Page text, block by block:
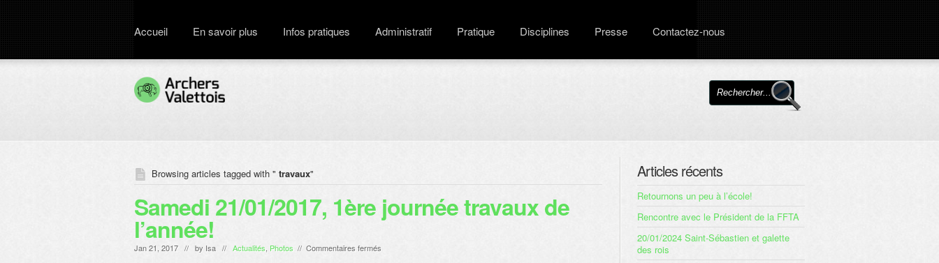
Accueil En savoir plus Infos pratiques Administratif Pratique Disciplines Presse Contactez-nous
Browsing articles tagged with " travaux"
Samedi 21/01/2017, 1ère journée travaux de
l’année!
Jan 21, 2017 // by Isa // Actualités Photos // Commentaires fermés
Articles récents
Retournons un peu à l’école!
Rencontre avec le Président de la FFTA
20/01/2024 Saint-Sébastien et galette
des rois